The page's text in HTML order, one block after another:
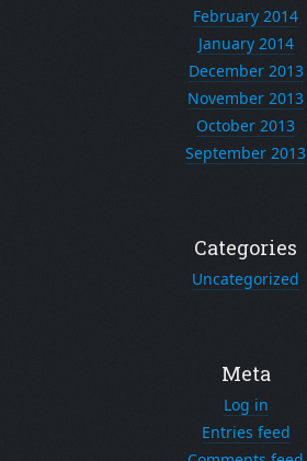
February 2014
January 2014
December 2013
November 2013
October 2013
September 2013
Categories
Uncategorized
Meta
Log in
Entries feed